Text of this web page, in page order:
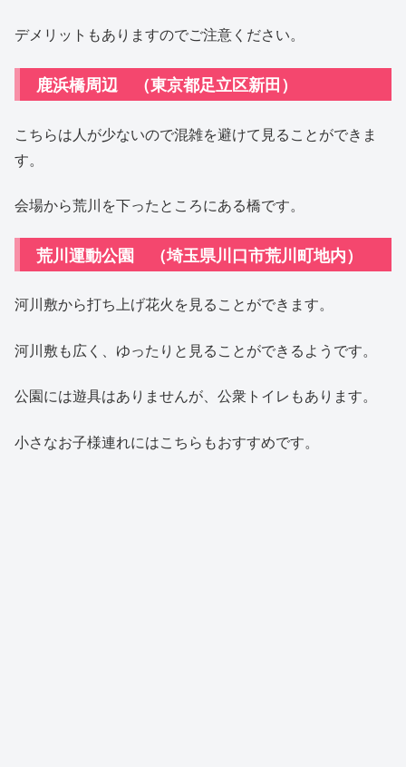
デメリットもありますのでご注意ください。
鹿浜橋周辺 （東京都足立区新田）
こちらは人が少ないので混雑を避けて見ることができま
す。
会場から荒川を下ったところにある橋です。
荒川運動公園 （埼玉県川口市荒川町地内）
河川敷から打ち上げ花火を見ることができます。
河川敷も広く、ゆったりと見ることができるようです。
公園には遊具はありませんが、公衆トイレもあります。
小さなお子様連れにはこちらもおすすめです。